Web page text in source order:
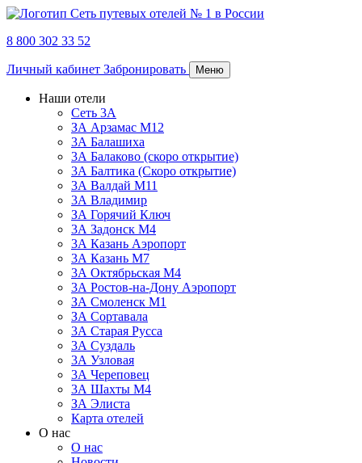
8 800 302 33 52
Личный кабинет Забронировать Меню
Наши отели
Сеть 3А
ЗА Арзамас М12
3А Балашиха
3А Балаково (скоро открытие)
3А Балтика (Скоро открытие)
3А Валдай М11
3А Владимир
ЗА Горячий Ключ
3А Задонск М4
3А Казань Аэропорт
3А Казань M7
3А Октябрьская М4
3А Ростов-на-Дону Аэропорт
ЗА Смоленск М1
ЗА Сортавала
3А Старая Русса
3А Суздаль
3А Узловая
3А Череповец
3А Шахты М4
ЗА Элиста
Карта отелей
О нас
О нас